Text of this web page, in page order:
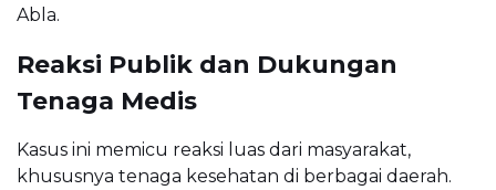
Abla.
Reaksi Publik dan Dukungan
Tenaga Medis
Kasus ini memicu reaksi luas dari masyarakat,
khususnya tenaga kesehatan di berbagai daerah.